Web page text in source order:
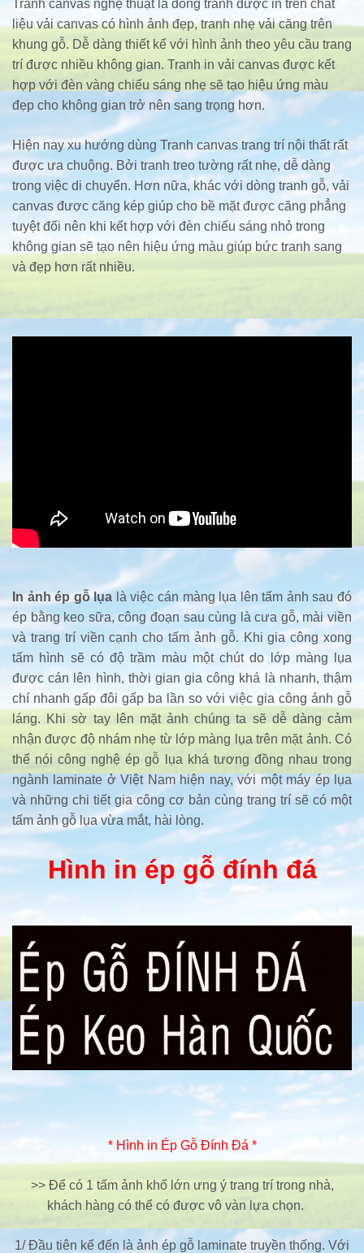
Tranh canvas nghệ thuật là dòng tranh được in trên chất
liệu vải canvas có hình ảnh đẹp, tranh nhẹ vải căng trên
khung gỗ. Dễ dàng thiết kế với hình ảnh theo yêu cầu trang
trí được nhiều không gian. Tranh in vải canvas được kết
hợp với đèn vàng chiếu sáng nhẹ sẽ tạo hiệu ứng màu
đẹp cho không gian trở nên sang trọng hơn.
Hiện nay xu hướng dùng Tranh canvas trang trí nội thất rất
được ưa chuộng. Bởi tranh treo tường rất nhẹ, dễ dàng
trong việc di chuyển. Hơn nữa, khác với dòng tranh gỗ, vải
canvas được căng kép giúp cho bề mặt được căng phẳng
tuyệt đối nên khi kết hợp với đèn chiếu sáng nhỏ trong
không gian sẽ tạo nên hiệu ứng màu giúp bức tranh sang
và đẹp hơn rất nhiều.
In ảnh ép gỗ lụa là việc cán màng lụa lên tấm ảnh sau đó
ép bằng keo sữa, công đoạn sau cùng là cưa gỗ, mài viền
và trang trí viền cạnh cho tấm ảnh gỗ. Khi gia công xong
tấm hình sẽ có độ trầm màu một chút do lớp màng lụa
được cán lên hình, thời gian gia công khá là nhanh, thậm
chí nhanh gấp đôi gấp ba lần so với việc gia công ảnh gỗ
láng. Khi sờ tay lên mặt ảnh chúng ta sẽ dễ dàng cảm
nhận được độ nhám nhẹ từ lớp màng lụa trên mặt ảnh. Có
thể nói công nghệ ép gỗ lụa khá tương đồng nhau trong
ngành laminate ở Việt Nam hiện nay, với một máy ép lụa
và những chi tiết gia công cơ bản cùng trang trí sẽ có một
tấm ảnh gỗ lụa vừa mắt, hài lòng.
Hình in ép gỗ đính đá
* Hình in Ép Gỗ Đính Đá *
>> Để có 1 tấm ảnh khổ lớn ưng ý trang trí trong nhà,
khách hàng có thể có được vô vàn lựa chọn.
1/ Đầu tiên kể đến là ảnh ép gỗ laminate truyền thống. Với